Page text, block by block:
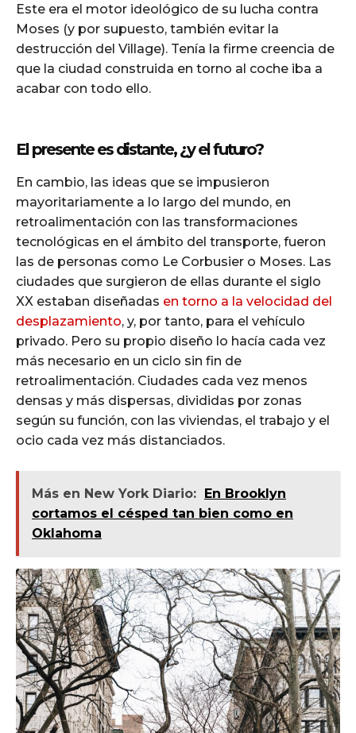
Este era el motor ideológico de su lucha contra
Moses (y por supuesto, también evitar la
destrucción del Village). Tenía la firme creencia de
que la ciudad construida en torno al coche iba a
acabar con todo ello.
El presente es distante, ¿y el futuro?
En cambio, las ideas que se impusieron
mayoritariamente a lo largo del mundo, en
retroalimentación con las transformaciones
tecnológicas en el ámbito del transporte, fueron
las de personas como Le Corbusier o Moses. Las
ciudades que surgieron de ellas durante el siglo
XX estaban diseñadas en torno a la velocidad del
desplazamiento, y, por tanto, para el vehículo
privado. Pero su propio diseño lo hacía cada vez
más necesario en un ciclo sin fin de
retroalimentación. Ciudades cada vez menos
densas y más dispersas, divididas por zonas
según su función, con las viviendas, el trabajo y el
ocio cada vez más distanciados.
Más en New York Diario: En Brooklyn
cortamos el césped tan bien como en
Oklahoma